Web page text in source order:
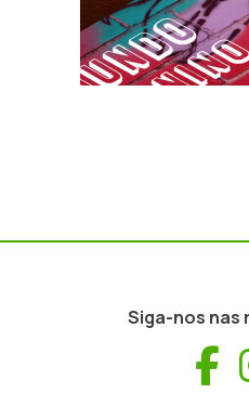
Siga-nos nas